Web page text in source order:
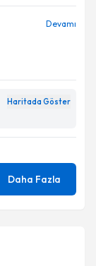
Devamı
Haritada Göster
Daha Fazla